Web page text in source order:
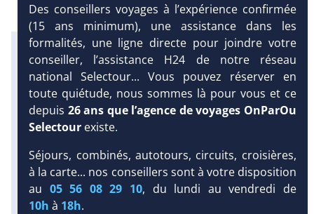
DEMANDE
D’INFORMATIONS
Infos météo :
29 °C
160 mm
29 °C
Infos plages :
Dist.
Distance :
< 100 m
Long.
Longueur :
5.9 km
Esp.
Espace:
Équipement :
271
Tx :46 % Tx :34 %
Snorkeling :
Détails
Des conseillers voyages à l’expérience confirmée
(15 ans minimum), une assistance dans les
formalités, une ligne directe pour joindre votre
conseiller, l’assistance H24 de notre réseau
national Selectour... Vous pouvez réserver en
toute quiétude, nous sommes là pour vous et ce
depuis 26 ans que l’agence de voyages OnParOu
Selectour existe.
Séjours, combinés, autotours, circuits, croisières,
à la carte... nos conseillers sont à votre disposition
au 05 56 08 29 10, du lundi au vendredi de
10h à 18h.